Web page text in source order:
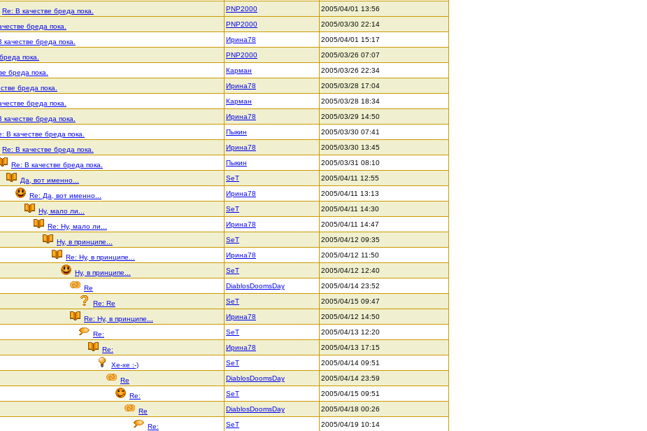
Re: В качестве бреда пока. PNP2000 2005/04/01 13:56
бреда пока. PNP2000 2005/03/30 22:14
качестве бреда пока. Ирина78 2005/04/01 15:17
пока. PNP2000 2005/03/26 07:07
бреда пока. Карман 2005/03/26 22:34
бреда пока. Ирина78 2005/03/28 17:04
бреда пока. Карман 2005/03/28 18:34
качестве бреда пока. Ирина78 2005/03/29 14:50
В качестве бреда пока. Пыкин 2005/03/30 07:41
Re: В качестве бреда пока. Ирина78 2005/03/30 13:45
Re: В качестве бреда пока. Пыкин 2005/03/31 08:10
Да, вот именно... SeT 2005/04/11 12:55
Re: Да, вот именно... Ирина78 2005/04/11 13:13
Ну, мало ли... SeT 2005/04/11 14:30
Re: Ну, мало ли... Ирина78 2005/04/11 14:47
Ну, в принципе... SeT 2005/04/12 09:35
Re: Ну, в принципе... Ирина78 2005/04/12 11:50
Ну, в принципе... SeT 2005/04/12 12:40
Re DiablosDoomsDay 2005/04/14 23:52
Re: Re SeT 2005/04/15 09:47
Re: Ну, в принципе... Ирина78 2005/04/12 14:50
Re: SeT 2005/04/13 12:20
Re: Ирина78 2005/04/13 17:15
Хе-хе :-) SeT 2005/04/14 09:51
Re DiablosDoomsDay 2005/04/14 23:59
Re: SeT 2005/04/15 09:51
Re DiablosDoomsDay 2005/04/18 00:26
Re: SeT 2005/04/19 10:14